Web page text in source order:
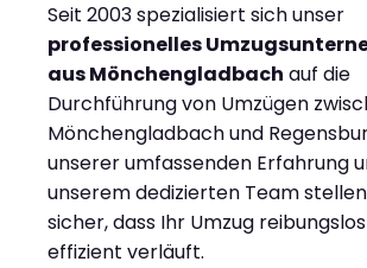
Seit 2003 spezialisiert sich unser
professionelles
aus Mönchengladbach auf die
Durchführung von Umzügen
Mönchengladbach und
unserer umfassenden Erfahrung
unserem dedizierten Team
sicher, dass Ihr Umzug
effizient verläuft.